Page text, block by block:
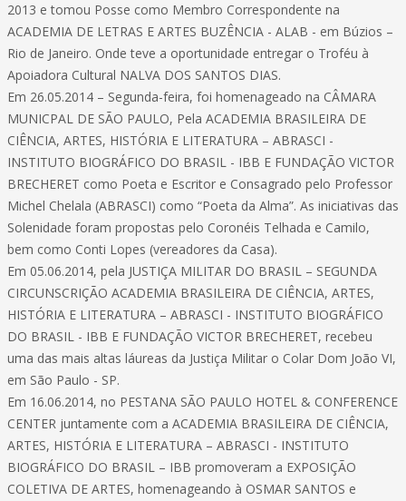
2013 e tomou Posse como Membro Correspondente na
ACADEMIA DE LETRAS E ARTES BUZÊNCIA - ALAB - em Búzios –
Rio de Janeiro. Onde teve a oportunidade entregar o Troféu à
Apoiadora Cultural NALVA DOS SANTOS DIAS.
Em 26.05.2014 – Segunda-feira, foi homenageado na CÂMARA
MUNICPAL DE SÃO PAULO, Pela ACADEMIA BRASILEIRA DE
CIÊNCIA, ARTES, HISTÓRIA E LITERATURA – ABRASCI -
INSTITUTO BIOGRÁFICO DO BRASIL - IBB E FUNDAÇÃO VICTOR
BRECHERET como Poeta e Escritor e Consagrado pelo Professor
Michel Chelala (ABRASCI) como “Poeta da Alma”. As iniciativas das
Solenidade foram propostas pelo Coronéis Telhada e Camilo,
bem como Conti Lopes (vereadores da Casa).
Em 05.06.2014, pela JUSTIÇA MILITAR DO BRASIL – SEGUNDA
CIRCUNSCRIÇÃO ACADEMIA BRASILEIRA DE CIÊNCIA, ARTES,
HISTÓRIA E LITERATURA – ABRASCI - INSTITUTO BIOGRÁFICO
DO BRASIL - IBB E FUNDAÇÃO VICTOR BRECHERET, recebeu
uma das mais altas láureas da Justiça Militar o Colar Dom João VI,
em São Paulo - SP.
Em 16.06.2014, no PESTANA SÃO PAULO HOTEL & CONFERENCE
CENTER juntamente com a ACADEMIA BRASILEIRA DE CIÊNCIA,
ARTES, HISTÓRIA E LITERATURA – ABRASCI - INSTITUTO
BIOGRÁFICO DO BRASIL – IBB promoveram a EXPOSIÇÃO
COLETIVA DE ARTES, homenageando à OSMAR SANTOS e